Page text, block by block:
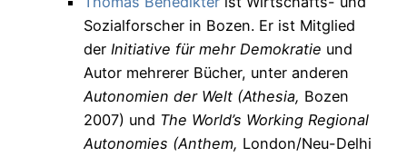
Sozialforscher in Bozen. Er ist Mitglied
der Initiative für mehr Demokratie und
Autor mehrerer Bücher, unter anderen
Autonomien der Welt (Athesia, Bozen
2007) und The World’s Working Regional
Autonomies (Anthem, London/Neu-Delhi